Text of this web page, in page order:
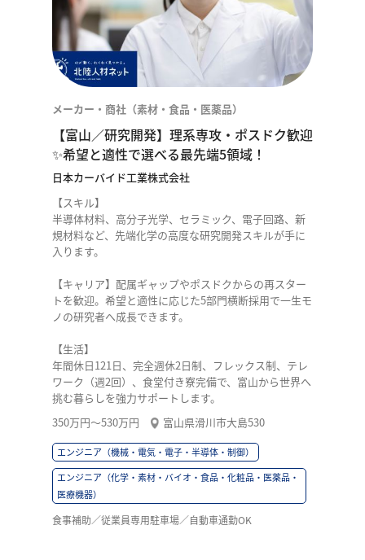
メーカー・商社（素材・食品・医薬品）
【富山／研究開発】理系専攻・ポスドク歓迎
✨希望と適性で選べる最先端5領域！
日本カーバイド工業株式会社
【スキル】
半導体材料、高分子光学、セラミック、電子回路、新
規材料など、先端化学の高度な研究開発スキルが手に
入ります。
【キャリア】配属ギャップやポスドクからの再スター
トを歓迎。希望と適性に応じた5部門横断採用で一生モ
ノの研究者へ成長できます。
【生活】
年間休日121日、完全週休2日制、フレックス制、テレ
ワーク（週2回）、食堂付き寮完備で、富山から世界へ
挑む暮らしを強力サポートします。
350万円〜530万円
富山県滑川市大島530
エンジニア（機械・電気・電子・半導体・制御）
エンジニア（化学・素材・バイオ・食品・化粧品・医薬品・
医療機器）
食事補助／従業員専用駐車場／自動車通勤OK